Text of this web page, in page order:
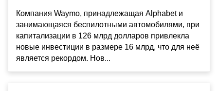
Компания Waymo, принадлежащая Alphabet и
занимающаяся беспилотными автомобилями, при
капитализации в 126 млрд долларов привлекла
новые инвестиции в размере 16 млрд, что для неё
является рекордом. Нов...